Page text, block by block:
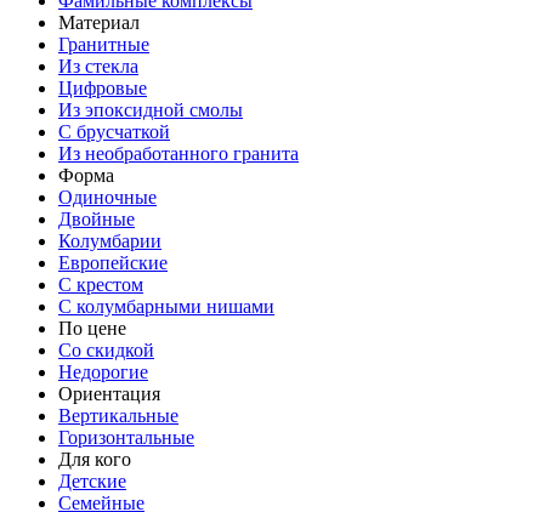
Материал
Гранитные
Из стекла
Цифровые
Из эпоксидной смолы
С брусчаткой
Из необработанного гранита
Форма
Одиночные
Двойные
Колумбарии
Европейские
С крестом
С колумбарными нишами
По цене
Со скидкой
Недорогие
Ориентация
Вертикальные
Горизонтальные
Для кого
Детские
Семейные